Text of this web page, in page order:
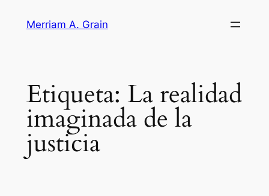
Merriam A. Grain
Etiqueta: La realidad
imaginada de la
justicia